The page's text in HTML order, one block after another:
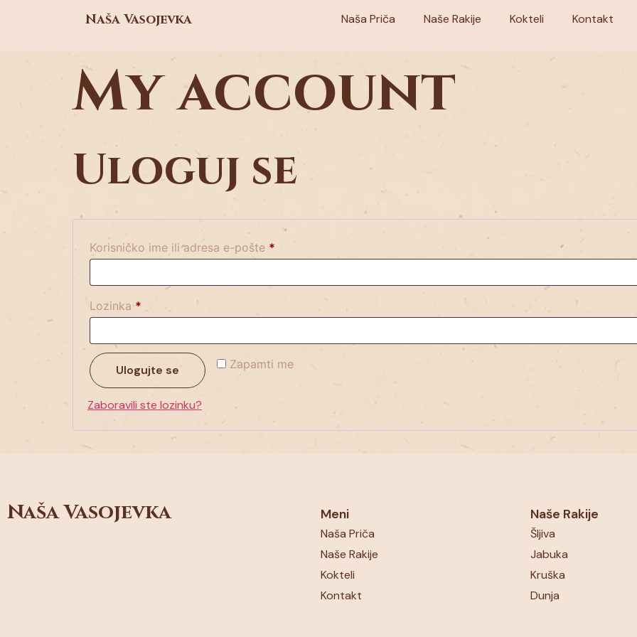
Naša Vasojevka Naša Priča Naše Rakije Kokteli Kontakt
My account
Uloguj se
Korisničko ime ili adresa e-pošte *
Lozinka *
Zapamti me
Ulogujte se
Zaboravili ste lozinku?
Naša Vasojevka Meni
Naša Priča
Naše Rakije
Kokteli
Kontakt
Naše Rakije
Šljiva
Jabuka
Kruška
Dunja